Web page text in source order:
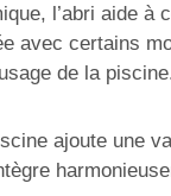
l’abri aide à
avec certains
de la
ajoute une